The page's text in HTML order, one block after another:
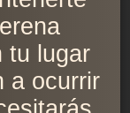
tu lugar
a ocurrir